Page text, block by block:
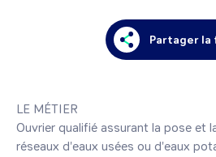
Partager la
LE MÉTIER
Ouvrier qualifié assurant la pose et
réseaux d'eaux usées ou d'eaux